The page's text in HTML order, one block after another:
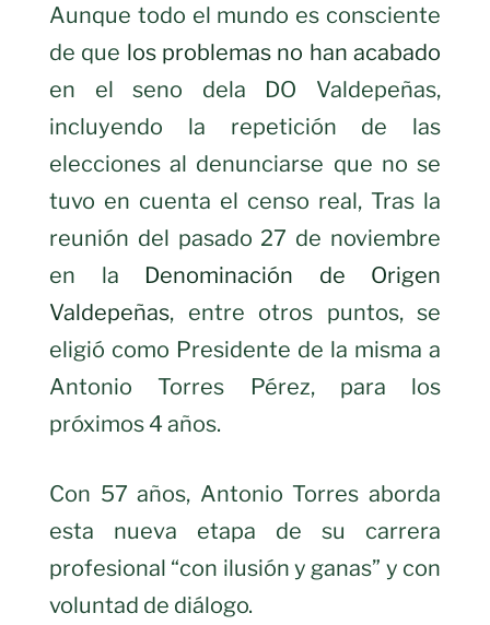
Aunque todo el mundo es consciente
de que los problemas no han acabado
en el seno dela DO Valdepeñas,
incluyendo la repetición de las
elecciones al denunciarse que no se
tuvo en cuenta el censo real, Tras la
reunión del pasado 27 de noviembre
en la Denominación de Origen
Valdepeñas, entre otros puntos, se
eligió como Presidente de la misma a
Antonio Torres Pérez, para los
próximos 4 años.
Con 57 años, Antonio Torres aborda
esta nueva etapa de su carrera
profesional “con ilusión y ganas” y con
voluntad de diálogo.